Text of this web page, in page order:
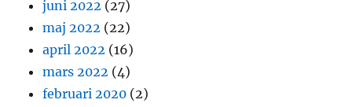
juni 2022 (27)
maj 2022 (22)
april 2022 (16)
mars 2022 (4)
februari 2020 (2)